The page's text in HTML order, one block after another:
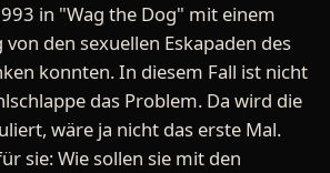
in "Wag the Dog" mit einem
den sexuellen Eskapaden des
konnten. In diesem Fall ist nicht
das Problem. Da wird die
wäre ja nicht das erste Mal.
sie: Wie sollen sie mit den